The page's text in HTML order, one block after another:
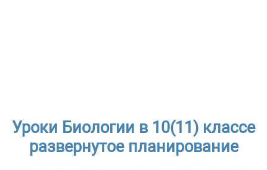
Уроки Биологии в 10(11) классе
развернутое планирование